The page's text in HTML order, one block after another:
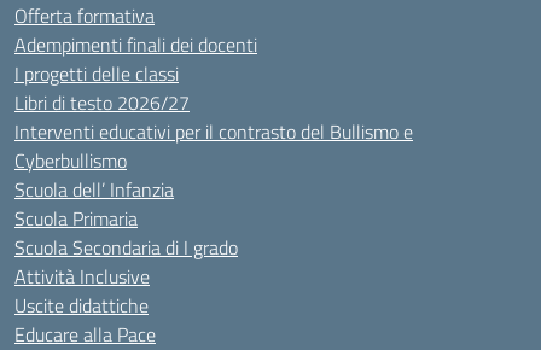
Offerta formativa
Adempimenti finali dei docenti
I progetti delle classi
Libri di testo 2026/27
Interventi educativi per il contrasto del Bullismo e
Cyberbullismo
Scuola dell’ Infanzia
Scuola Primaria
Scuola Secondaria di I grado
Attività Inclusive
Uscite didattiche
Educare alla Pace